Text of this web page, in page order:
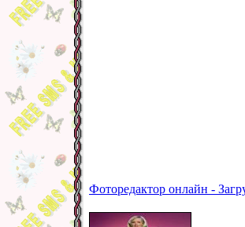
Фоторедактор онлайн -